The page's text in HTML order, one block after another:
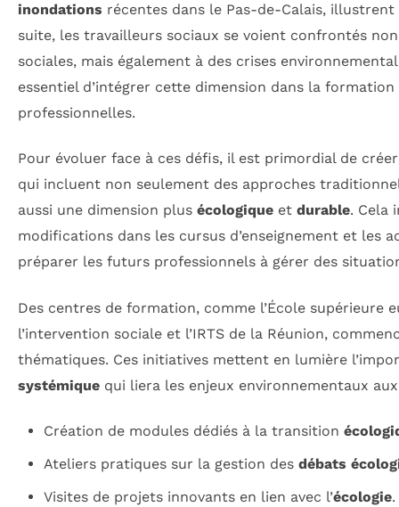
inondations récentes dans le Pas-de-Calais,
suite, les travailleurs sociaux se voient confrontés
sociales, mais également à des crises
essentiel d’intégrer cette dimension dans la
professionnelles.
Pour évoluer face à ces défis, il est primordial de
qui incluent non seulement des approches
aussi une dimension plus écologique et durable. Cela
modifications dans les cursus d’enseignement et les
préparer les futurs professionnels à gérer des
Des centres de formation, comme l’École supérieure
l’intervention sociale et l’IRTS de la Réunion,
thématiques. Ces initiatives mettent en lumière
systémique qui liera les enjeux environnementaux
Création de modules dédiés à la transition
Ateliers pratiques sur la gestion des débats
Visites de projets innovants en lien avec l’écologie.